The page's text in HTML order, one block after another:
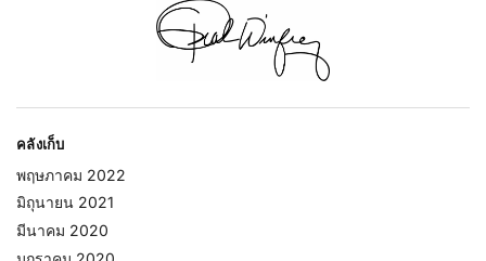
คลังเก็บ
พฤษภาคม 2022
มิถุนายน 2021
มีนาคม 2020